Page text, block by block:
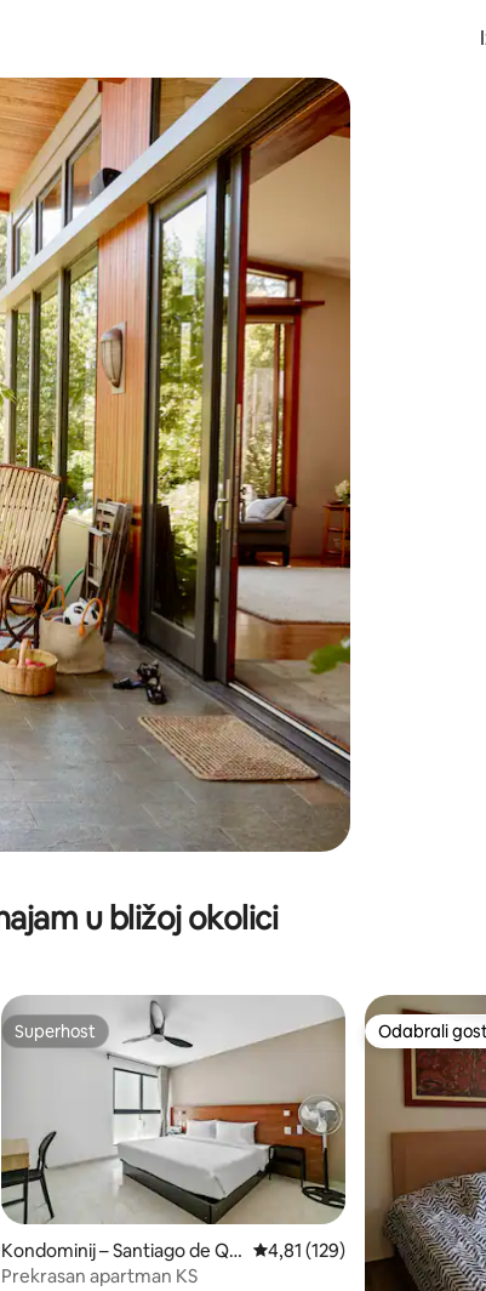
i prema dolje, kao i dodirom ili prelaskom prstom po
u bližoj okolici
4,92/5, recenzija: 37
Superhost
Superhost
Kondominij – Santiago de Qu
erétaro
Prosječna ocjena: 4,81/5,
4,81 (129)
Prekrasan apartman KS
Odabrali
Odabrali